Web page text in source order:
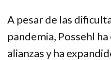
A pesar de las
pandemia, Possehl
alianzas y ha